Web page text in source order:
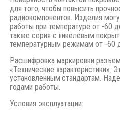
для того, чтобы повысить
радиокомпонентов. Изделия
работы при температуре от -60
также серия с никелевым
температурным режимам от -60
Расшифровка маркировки
«Технические характеристики».
установленным стандартам.
годами работы.
Условия эксплуатации: